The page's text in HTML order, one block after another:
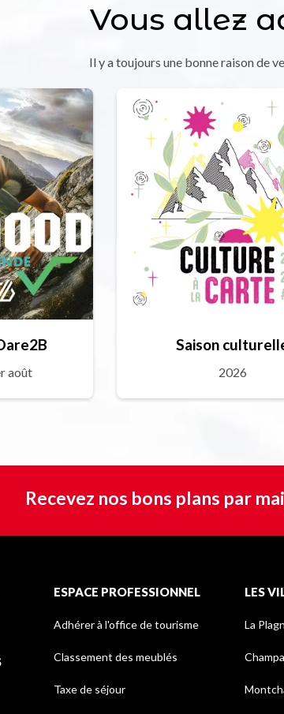
Vous allez
Il y a toujours une bonne raison de
août
Saison
2026
Recevez nos bons plans par
ESPACE PROFESSIONNEL
Adhérer à l'office de tourisme
Classement des meublés
Taxe de séjour
LES
La